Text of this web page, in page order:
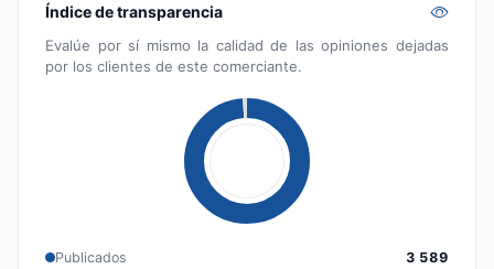
Índice de transparencia
Evalúe por sí mismo la calidad de las opiniones dejadas
por los clientes de este comerciante.
Publicados
3 589